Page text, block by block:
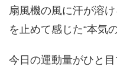
扇風機の風に汗が溶
を止めて感じた“本気
今日の運動量がひと目